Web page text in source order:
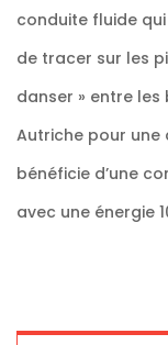
conduite fluide
de tracer sur les
danser » entre les
Autriche pour une
bénéficie d’une
avec une énergie